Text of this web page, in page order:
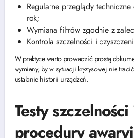
Regularne przeglądy
rok;
Wymiana filtrów zgodnie z
Kontrola szczelności i
W praktyce warto prowadzić prostą
wymiany, by w sytuacji kryzysowej nie
ustalanie historii urządzeń.
Testy szczelności
procedury